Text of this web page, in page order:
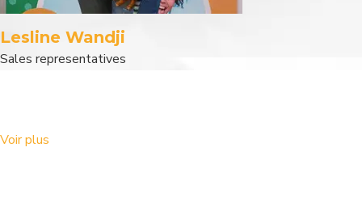
Lesline Wandji
Sales representatives
Voir plus